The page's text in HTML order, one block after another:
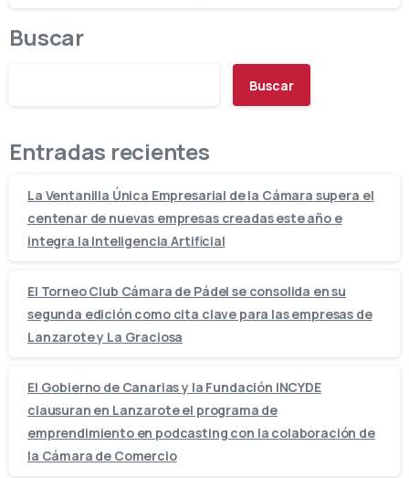
Buscar
Buscar
Entradas recientes
La Ventanilla Única Empresarial de la Cámara supera el
centenar de nuevas empresas creadas este año e
integra la Inteligencia Artificial
El Torneo Club Cámara de Pádel se consolida en su
segunda edición como cita clave para las empresas de
Lanzarote y La Graciosa
El Gobierno de Canarias y la Fundación INCYDE
clausuran en Lanzarote el programa de
emprendimiento en podcasting con la colaboración de
la Cámara de Comercio